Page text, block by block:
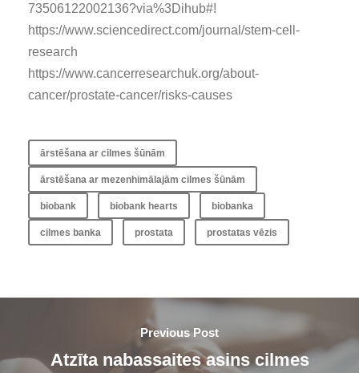
73506122002136?via%3Dihub#!
https://www.sciencedirect.com/journal/stem-cell-
research
https://www.cancerresearchuk.org/about-
cancer/prostate-cancer/risks-causes
ārstēšana ar cilmes šūnām
ārstēšana ar mezenhimālajām cilmes šūnām
biobank biobank hearts biobanka
cilmes banka prostata prostatas vēzis
Previous Post
Atzīta nabassaites asins cilmes